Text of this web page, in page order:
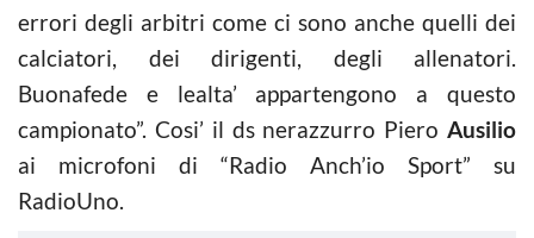
errori degli arbitri come ci sono anche quelli dei
calciatori, dei dirigenti, degli allenatori.
Buonafede e lealta’ appartengono a questo
campionato”. Cosi’ il ds nerazzurro Piero Ausilio
ai microfoni di “Radio Anch’io Sport” su
RadioUno.